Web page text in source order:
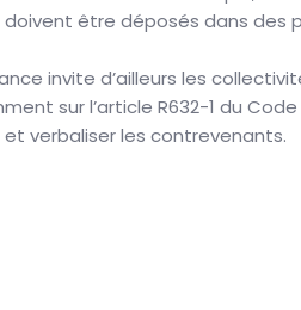
être déposés dans
invite d’ailleurs les
sur l’article R632-1 du
verbaliser les contrevenants.